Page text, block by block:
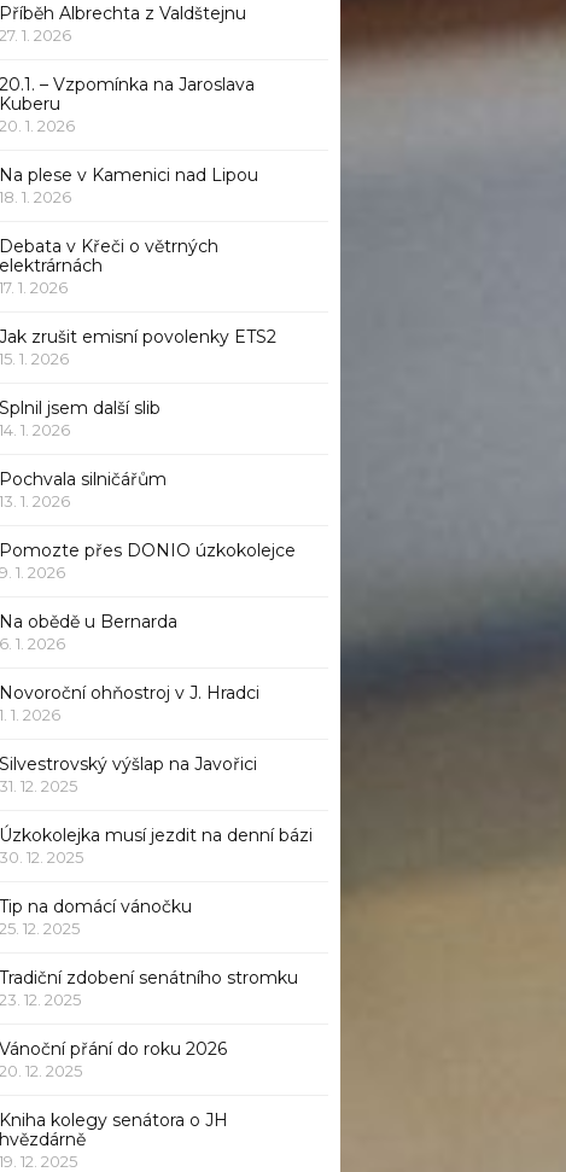
Příběh Albrechta z Valdštejnu
27. 1. 2026
20.1. – Vzpomínka na Jaroslava
Kuberu
20. 1. 2026
Na plese v Kamenici nad Lipou
18. 1. 2026
Debata v Křeči o větrných
elektrárnách
17. 1. 2026
Jak zrušit emisní povolenky ETS2
15. 1. 2026
Splnil jsem další slib
14. 1. 2026
Pochvala silničářům
13. 1. 2026
Pomozte přes DONIO úzkokolejce
9. 1. 2026
Na obědě u Bernarda
6. 1. 2026
Novoroční ohňostroj v J. Hradci
1. 1. 2026
Silvestrovský výšlap na Javořici
31. 12. 2025
Úzkokolejka musí jezdit na denní bázi
30. 12. 2025
Tip na domácí vánočku
25. 12. 2025
Tradiční zdobení senátního stromku
23. 12. 2025
Vánoční přání do roku 2026
20. 12. 2025
Kniha kolegy senátora o JH
hvězdárně
19. 12. 2025